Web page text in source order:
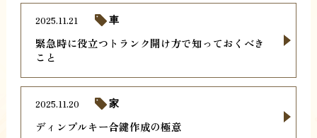
緊急時に役立つトランク開け方で知っておくべき
こと
2025.11.21 車
ディンプルキー合鍵作成の極意
2025.11.20 家